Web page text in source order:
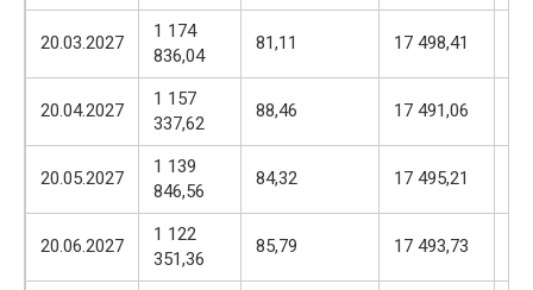
20.03.2027
1 174
836,04
81,11 17 498,41
20.04.2027
1 157
337,62
88,46 17 491,06
20.05.2027
1 139
846,56
84,32 17 495,21
20.06.2027
1 122
351,36
85,79 17 493,73